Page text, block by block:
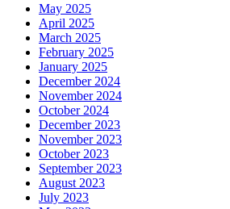
May 2025
April 2025
March 2025
February 2025
January 2025
December 2024
November 2024
October 2024
December 2023
November 2023
October 2023
September 2023
August 2023
July 2023